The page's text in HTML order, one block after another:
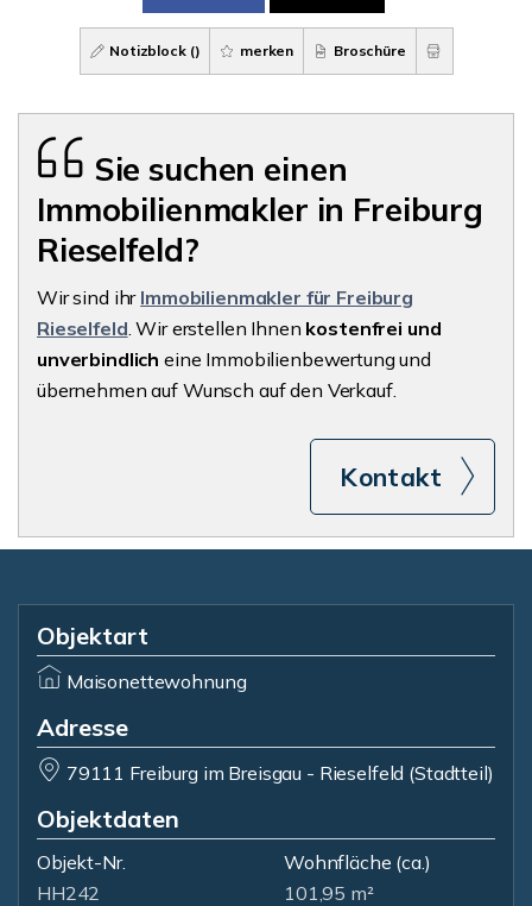
Notizblock () merken Broschüre
Sie suchen einen
Immobilienmakler in Freiburg
Rieselfeld?
Wir sind ihr Immobilienmakler für Freiburg
Rieselfeld. Wir erstellen Ihnen kostenfrei und
unverbindlich eine Immobilienbewertung und
übernehmen auf Wunsch auf den Verkauf.
Kontakt
Objektart
Maisonettewohnung
Adresse
79111 Freiburg im Breisgau - Rieselfeld (Stadtteil)
Objektdaten
Objekt-Nr.
HH242
Wohnfläche (ca.)
101,95 m²